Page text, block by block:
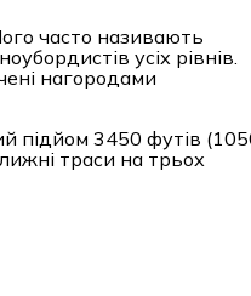
часто називають
усіх рівнів.
нагородами
підйом 3450 футів
траси на трьох